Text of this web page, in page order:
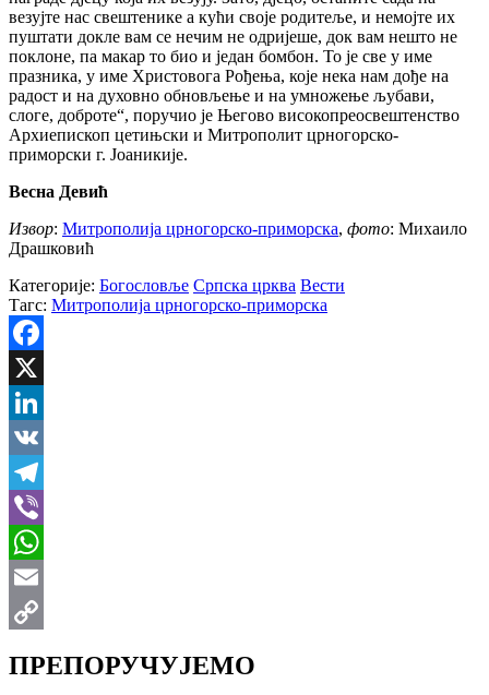
везујте нас свештенике а кући своје родитеље, и немојте их
пуштати докле вам се нечим не одријеше, док вам нешто не
поклоне, па макар то био и један бомбон. То је све у име
празника, у име Христовога Рођења, које нека нам дође на
радост и на духовно обновљење и на умножење љубави,
слоге, доброте“, поручио је Његово високопреосвештенство
Архиепископ цетињски и Митрополит црногорско-
приморски г. Јоаникије.
Весна Девић
Извор: Митрополија црногорско-приморска, фото: Михаило
Драшковић
Категорије: Богословље Српска црква Вести
Тагс: Митрополија црногорско-приморска
Facebook
X
LinkedIn
VK
Telegram
Viber
WhatsApp
Email
ПРЕПОРУЧУЈЕМО